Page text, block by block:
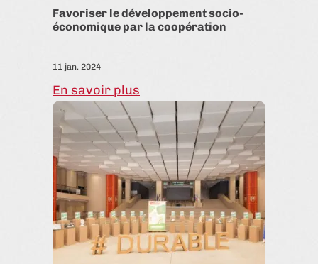
Favoriser le développement socio-
économique par la coopération
11 jan. 2024
En savoir plus